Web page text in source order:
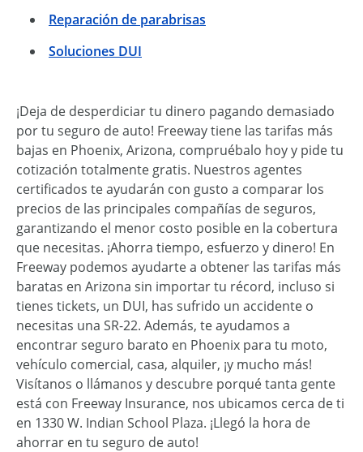
Reparación de parabrisas
Soluciones DUI
¡Deja de desperdiciar tu dinero pagando demasiado
por tu seguro de auto! Freeway tiene las tarifas más
bajas en Phoenix, Arizona, compruébalo hoy y pide tu
cotización totalmente gratis. Nuestros agentes
certificados te ayudarán con gusto a comparar los
precios de las principales compañías de seguros,
garantizando el menor costo posible en la cobertura
que necesitas. ¡Ahorra tiempo, esfuerzo y dinero! En
Freeway podemos ayudarte a obtener las tarifas más
baratas en Arizona sin importar tu récord, incluso si
tienes tickets, un DUI, has sufrido un accidente o
necesitas una SR-22. Además, te ayudamos a
encontrar seguro barato en Phoenix para tu moto,
vehículo comercial, casa, alquiler, ¡y mucho más!
Visítanos o llámanos y descubre porqué tanta gente
está con Freeway Insurance, nos ubicamos cerca de ti
en 1330 W. Indian School Plaza. ¡Llegó la hora de
ahorrar en tu seguro de auto!